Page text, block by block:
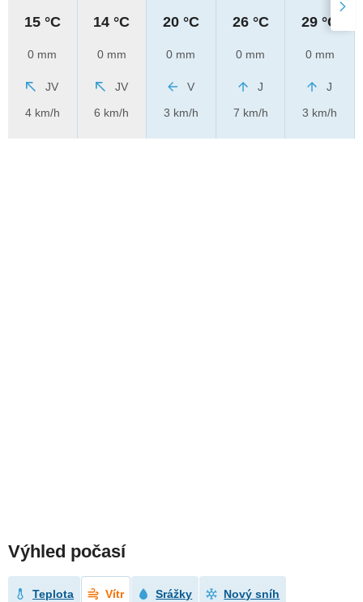
15 °C
0 mm
JV
4 km/h
14 °C
0 mm
JV
6 km/h
20 °C
0 mm
V
3 km/h
26 °C
0 mm
J
7 km/h
29 °C
0 mm
J
3 km/h
Výhled počasí
Teplota Vítr Srážky Nový sníh